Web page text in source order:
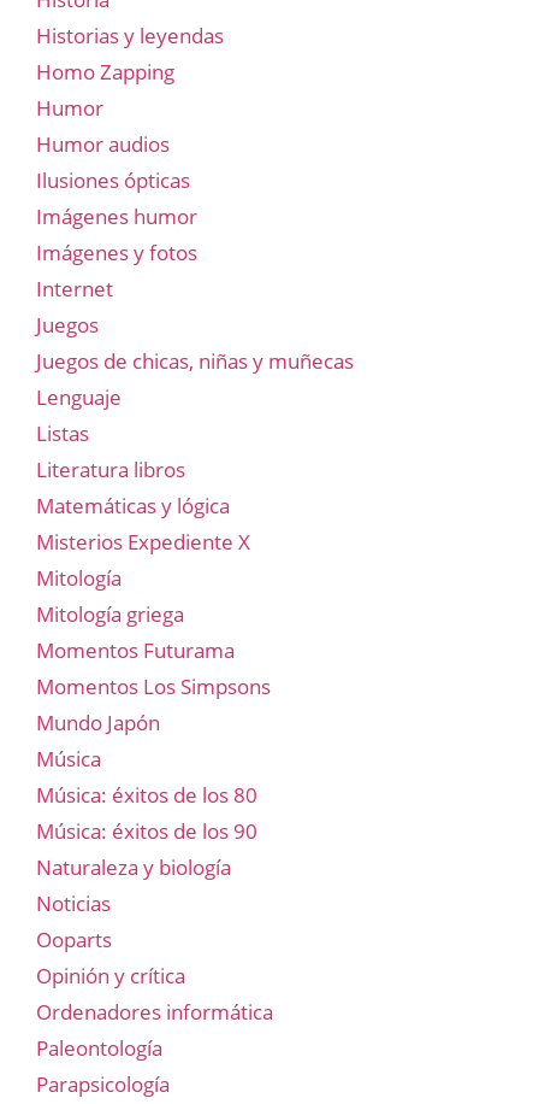
Historias y leyendas
Homo Zapping
Humor
Humor audios
Ilusiones ópticas
Imágenes humor
Imágenes y fotos
Internet
Juegos
Juegos de chicas, niñas y muñecas
Lenguaje
Listas
Literatura libros
Matemáticas y lógica
Misterios Expediente X
Mitología
Mitología griega
Momentos Futurama
Momentos Los Simpsons
Mundo Japón
Música
Música: éxitos de los 80
Música: éxitos de los 90
Naturaleza y biología
Noticias
Ooparts
Opinión y crítica
Ordenadores informática
Paleontología
Parapsicología